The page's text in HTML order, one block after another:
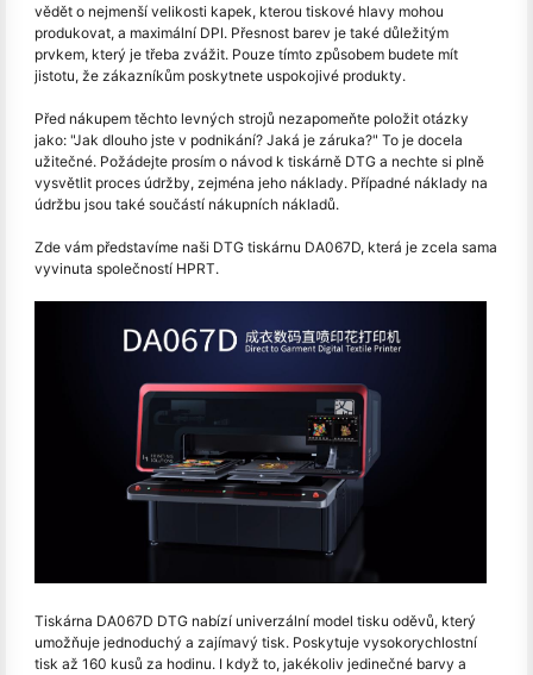
vědět o nejmenší velikosti kapek, kterou tiskové hlavy mohou
produkovat, a maximální DPI. Přesnost barev je také důležitým
prvkem, který je třeba zvážit. Pouze tímto způsobem budete mít
jistotu, že zákazníkům poskytnete uspokojivé produkty.
Před nákupem těchto levných strojů nezapomeňte položit otázky
jako: "Jak dlouho jste v podnikání? Jaká je záruka?" To je docela
užitečné. Požádejte prosím o návod k tiskárně DTG a nechte si plně
vysvětlit proces údržby, zejména jeho náklady. Případné náklady na
údržbu jsou také součástí nákupních nákladů.
Zde vám představíme naši DTG tiskárnu DA067D, která je zcela sama
vyvinuta společností HPRT.
Tiskárna DA067D DTG nabízí univerzální model tisku oděvů, který
umožňuje jednoduchý a zajímavý tisk. Poskytuje vysokorychlostní
tisk až 160 kusů za hodinu. I když to, jakékoliv jedinečné barvy a